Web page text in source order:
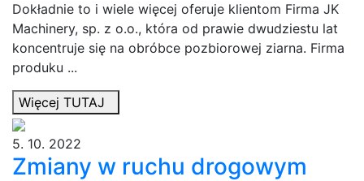
Dokładnie to i wiele więcej oferuje klientom Firma JK
Machinery, sp. z o.o., która od prawie dwudziestu lat
koncentruje się na obróbce pozbiorowej ziarna. Firma
produku ...
Więcej TUTAJ
5. 10. 2022
Zmiany w ruchu drogowym